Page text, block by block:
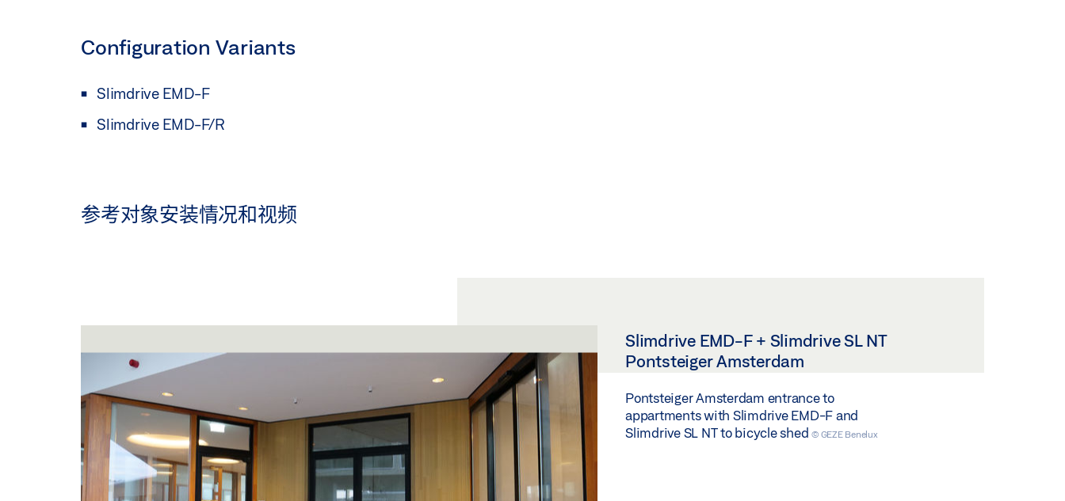
Configuration Variants
Slimdrive EMD-F
Slimdrive EMD-F/R
参考对象安装情况和视频
Slimdrive EMD-F + Slimdrive SL NT
Pontsteiger Amsterdam
Pontsteiger Amsterdam entrance to
appartments with Slimdrive EMD-F and
Slimdrive SL NT to bicycle shed © GEZE Benelux